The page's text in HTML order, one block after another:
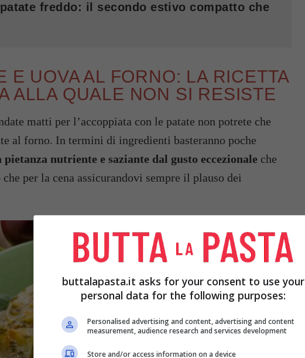
freddo: il secondo estivo compatto che
E UOVA AL FORNO: LA RICETTA
ALLA QUALE NON SI RESISTE
matti per l’accoppiata con le patate non potrete che
al forno. In termini di ingredienti basteranno poche
pietanza nutriente e saziante dal gusto eccezionale che
per la cena assicurandovi sempre il plauso dei
buttalapasta.it asks for your consent to use your
personal data for the following purposes:
Personalised advertising and content, advertising and content
measurement, audience research and services development
Store and/or access information on a device